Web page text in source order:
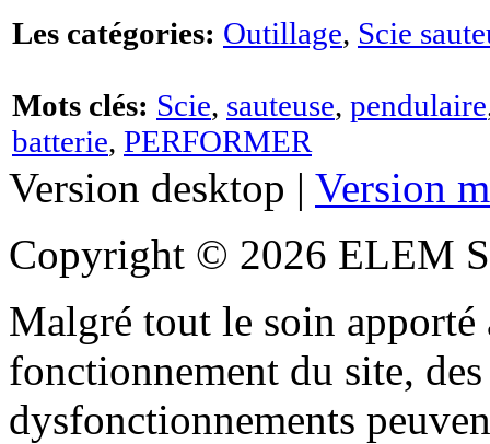
Les catégories: Outillage, Scie
Mots clés: Scie, sauteuse, pendulaire
batterie, PERFORMER
Version desktop | Version
Copyright © 2026 ELEM
Malgré tout le soin apporté
fonctionnement du site,
dysfonctionnements